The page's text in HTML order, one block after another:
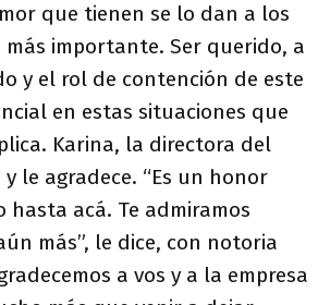
que tienen se lo dan a los
más importante. Ser querido, a
y el rol de contención de este
en estas situaciones que
Karina, la directora del
le agradece. “Es un honor
hasta acá. Te admiramos
más”, le dice, con notoria
a vos y a la empresa